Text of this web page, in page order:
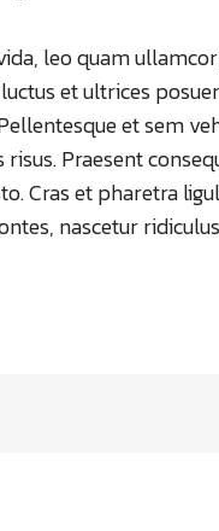
leo quam
et ultrices
et sem
Praesent
Cras et pharetra
nascetur